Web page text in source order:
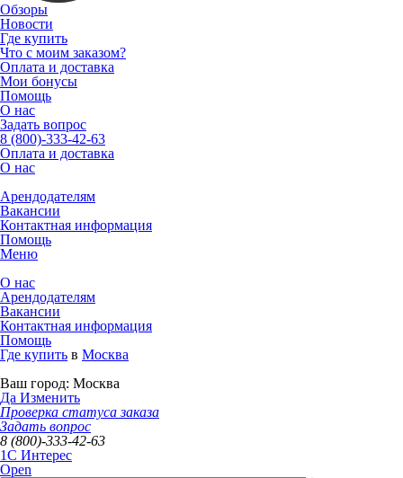
Обзоры
Новости
Где купить
Что с моим заказом?
Оплата и доставка
Мои бонусы
Помощь
О нас
Задать вопрос
8 (800)-333-42-63
Оплата и доставка
О нас
Арендодателям
Вакансии
Контактная информация
Помощь
Меню
О нас
Арендодателям
Вакансии
Контактная информация
Помощь
Где купить в Москва
Ваш город: Москва
Да Изменить
Проверка статуса заказа
Задать вопрос
8 (800)-333-42-63
1C Интерес
Open